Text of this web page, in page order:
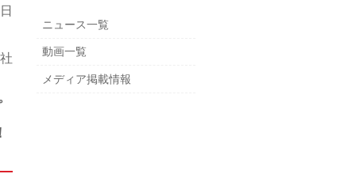
ニュース一覧
動画一覧
メディア掲載情報